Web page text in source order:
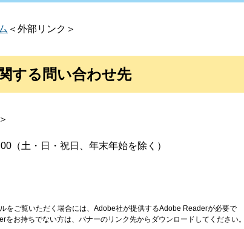
＜外部リンク＞
する問い合わせ先
（土・日・祝日、年末年始を除く）
をご覧いただく場合には、Adobe社が提供するAdobe Readerが必要で
をお持ちでない方は、バナーのリンク先からダウンロードしてください。